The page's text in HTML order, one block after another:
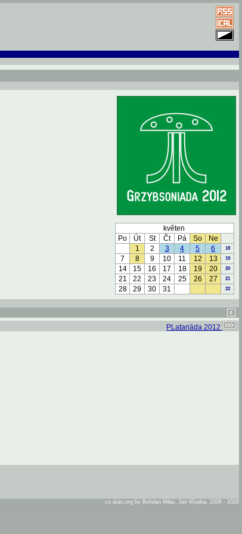
květen
Po
Út St Čt Pá So
Ne
1
2 3 4 5 6 18
7 8 9 10 11 12 13 19
14 15 16 17 18 19 20 20
21 22 23 24 25 26 27 21
28 29 30 31 22
PLatariáda 2012
cs.atari.org by Bohdan Milar, Jan Křupka, 2006 - 2026